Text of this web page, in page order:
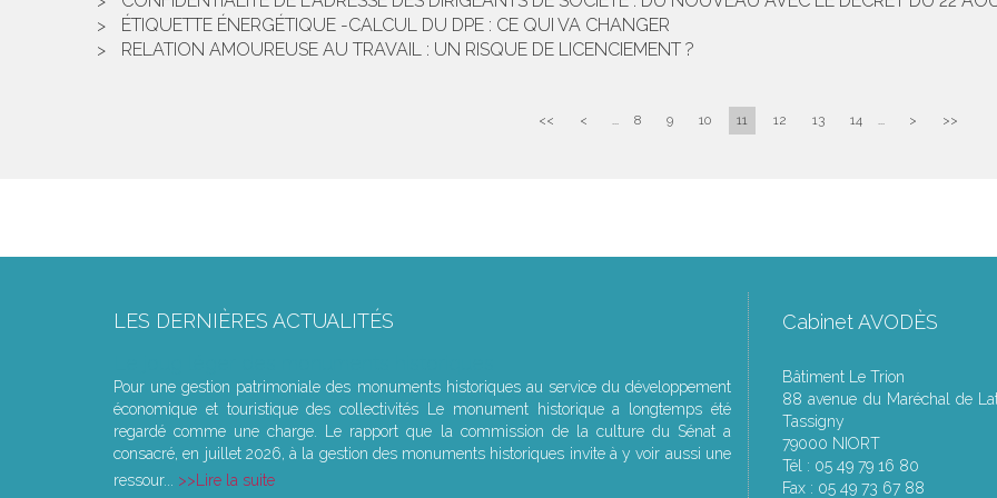
ÉTIQUETTE ÉNERGÉTIQUE -CALCUL DU DPE : CE QUI VA CHANGER
RELATION AMOUREUSE AU TRAVAIL : UN RISQUE DE LICENCIEMENT ?
<< < ... 8 9 10 11 12 13 14 ... > >>
LES DERNIÈRES ACTUALITÉS
Pour une gestion patrimoniale des monuments historiques au service du développement
économique et touristique des collectivités Le monument historique a longtemps été
regardé comme une charge. Le rapport que la commission de la culture du Sénat a
consacré, en juillet 2026, à la gestion des monuments historiques invite à y voir aussi une
ressour...
Lire la suite
Cabinet AVODÈS
Bâtiment Le Trion
88 avenue du Maréchal de
Tassigny
79000 NIORT
Tél : 05 49 79 16 80
Fax : 05 49 73 67 88